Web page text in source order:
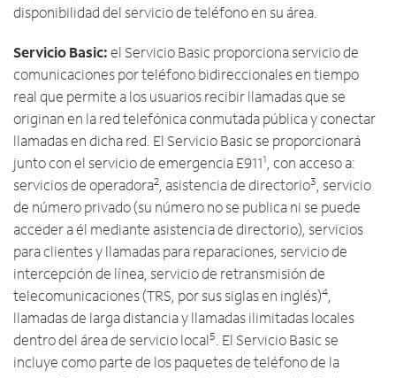
disponibilidad del servicio de teléfono en su área.
Servicio Basic:el Servicio Basic proporciona servicio de
comunicaciones por teléfono bidireccionales en tiempo
real que permite a los usuarios recibir llamadas que se
originan en la red telefónica conmutada pública y conectar
llamadas en dicha red. El Servicio Basic se proporcionará
junto con el servicio de emergencia E9111 , con acceso a:
servicios de operadora2 , asistencia de directorio3 , servicio
de número privado (su número no se publica ni se puede
acceder a él mediante asistencia de directorio), servicios
para clientes y llamadas para reparaciones, servicio de
intercepción de línea, servicio de retransmisión de
telecomunicaciones (TRS, por sus siglas en inglés)4
llamadas de larga distancia y llamadas ilimitadas locales
dentro del área de servicio local5 . El Servicio Basic se
incluye como parte de los paquetes de teléfono de la